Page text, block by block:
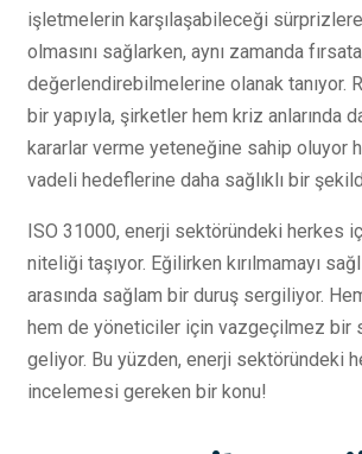
işletmelerin karşılaşabileceği sürprizlere
olmasını sağlarken, aynı zamanda
değerlendirebilmelerine olanak tanıyor.
bir yapıyla, şirketler hem kriz anlarında
kararlar verme yeteneğine sahip oluyor
vadeli hedeflerine daha sağlıklı bir
ISO 31000, enerji sektöründeki herkes
niteliği taşıyor. Eğilirken kırılmamayı
arasında sağlam bir duruş sergiliyor.
hem de yöneticiler için vazgeçilmez bir
geliyor. Bu yüzden, enerji sektöründeki
incelemesi gereken bir konu!